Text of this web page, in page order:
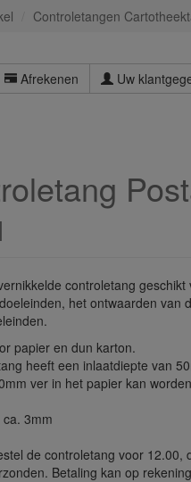
Controletangen
Afrekenen Uw
controletang geschikt
het ontwaarden van
papier en dun karton.
heeft een inlaatdiepte van
ver in het papier kan
3mm
de controletang voor 12.00,
Betaling kan op